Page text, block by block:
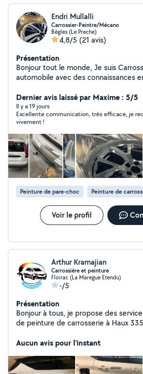
Endri Mullalli
Carrossier-Peintre/Mécano
Bègles (Le Preche)
4,8/5 (21 avis)
Présentation
Bonjour tout le monde, Je suis
automobile avec des connaissances
intervention sur votre véhicule peu
toute information complémentaire
contacter. Merci à vous!
Dernier avis laissé par Maxime : 5/5
Il y a 19 jours
Excellente communication, très efficace, je
vivement !
Peinture de pare-choc Peinture de
Voir le profil
Arthur Kramajian
Carrossière et peinture
Floirac (La Maregue Etendu)
-/5
Présentation
Bonjour à tous, je propose des
de peinture de carrosserie à Haux 33550. Si
Aucun avis pour l'instant